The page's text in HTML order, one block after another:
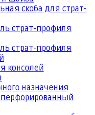
скоба для страт-
страт-профиля
страт-профиля
консолей
назначения